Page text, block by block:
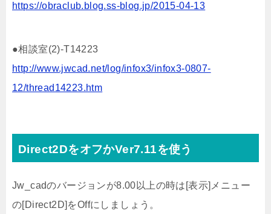
https://obraclub.blog.ss-blog.jp/2015-04-13
●相談室(2)-T14223
http://www.jwcad.net/log/infox3/infox3-0807-
12/thread14223.htm
Direct2DをオフかVer7.11を使う
Jw_cadのバージョンが8.00以上の時は[表示]メニュー
の[Direct2D]をOffにしましょう。